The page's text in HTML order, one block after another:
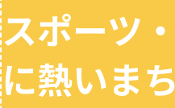
スポーツ
に熱いま